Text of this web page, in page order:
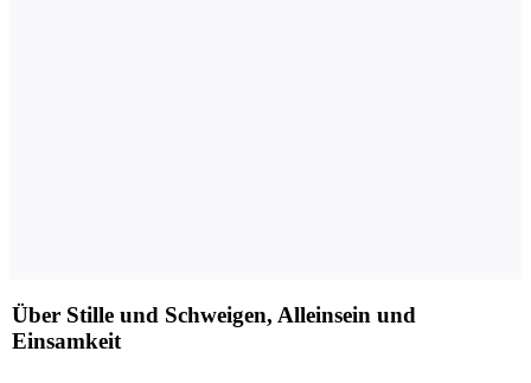
Über Stille und Schweigen, Alleinsein und
Einsamkeit